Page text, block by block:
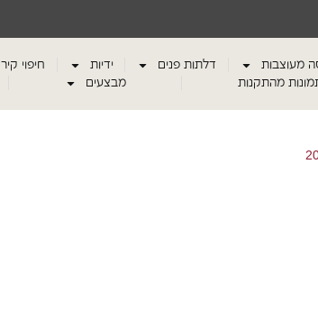
מעוצבות דלתות פנים ידיות חיפוי קיר
מהתקנות מבצעים